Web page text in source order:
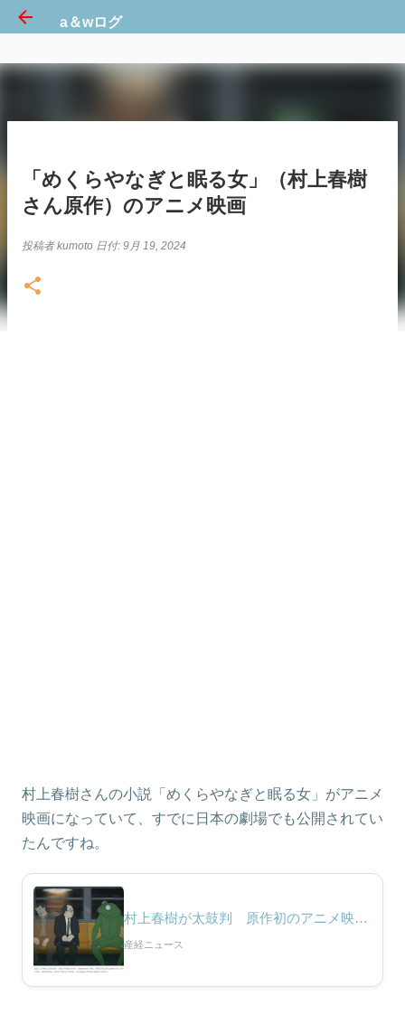
スキップしてメイン コンテンツに移動
a＆wログ
「めくらやなぎと眠る女」（村上春樹
さん原作）のアニメ映画
投稿者kumoto 日付: 9月 19, 2024
村上春樹さんの小説「めくらやなぎと眠る女」がアニメ
映画になっていて、すでに日本の劇場でも公開されてい
たんですね。
村上春樹が太鼓判 原作初のアニメ映画「めくらやなぎと眠る女」フォルデス監督が語る
産経ニュース